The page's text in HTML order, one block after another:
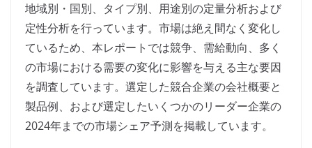
地域別・国別、タイプ別、用途別の定量分析および
定性分析を行っています。市場は絶え間なく変化し
ているため、本レポートでは競争、需給動向、多く
の市場における需要の変化に影響を与える主な要因
を調査しています。選定した競合企業の会社概要と
製品例、および選定したいくつかのリーダー企業の
2024年までの市場シェア予測を掲載しています。